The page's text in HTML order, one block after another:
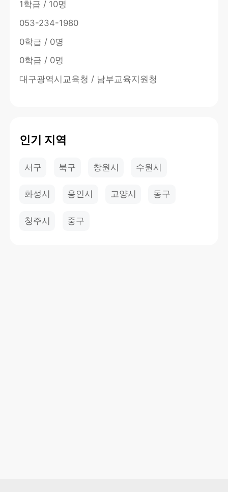
1학급 / 10명
053-234-1980
0학급 / 0명
0학급 / 0명
대구광역시교육청 / 남부교육지원청
인기 지역
서구 북구 창원시 수원시
화성시 용인시 고양시 동구
청주시 중구